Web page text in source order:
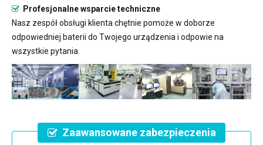
Profesjonalne wsparcie techniczne
Nasz zespół obsługi klienta chętnie pomoże w doborze
odpowiedniej baterii do Twojego urządzenia i odpowie na
wszystkie pytania.
Zaawansowane zabezpieczenia